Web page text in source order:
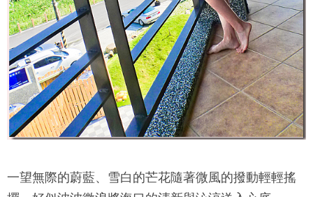
一望無際的蔚藍、雪白的芒花隨著微風的撥動輕輕搖